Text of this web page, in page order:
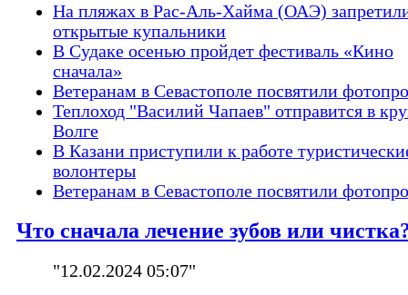
На пляжах в Рас-Аль-Хайма (ОАЭ)
открытые купальники
В Судаке осенью пройдет фестиваль «Кино
сначала»
Ветеранам в Севастополе посвятили
Теплоход "Василий Чапаев" отправится в
Волге
В Казани приступили к работе
волонтеры
Ветеранам в Севастополе посвятили
Что сначала лечение зубов или
"12.02.2024 05:07"